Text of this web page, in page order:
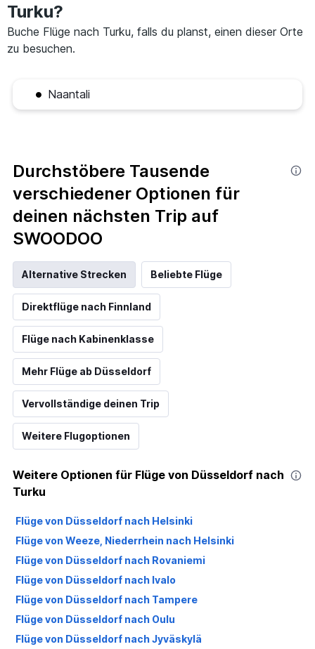
Turku?
Buche Flüge nach Turku, falls du planst, einen dieser Orte
zu besuchen.
Naantali
Durchstöbere Tausende
verschiedener Optionen für
deinen nächsten Trip auf
SWOODOO
Alternative Strecken Beliebte Flüge
Direktflüge nach Finnland
Flüge nach Kabinenklasse
Mehr Flüge ab Düsseldorf
Vervollständige deinen Trip
Weitere Flugoptionen
Weitere Optionen für Flüge von Düsseldorf nach
Turku
Flüge von Düsseldorf nach Helsinki
Flüge von Weeze, Niederrhein nach Helsinki
Flüge von Düsseldorf nach Rovaniemi
Flüge von Düsseldorf nach Ivalo
Flüge von Düsseldorf nach Tampere
Flüge von Düsseldorf nach Oulu
Flüge von Düsseldorf nach Jyväskylä